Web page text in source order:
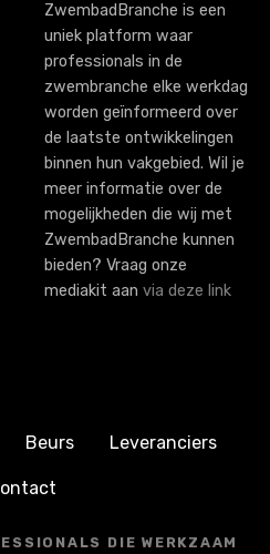
ZwembadBranche is een
uniek platform waar
professionals in de
zwembranche elke werkdag
worden geïnformeerd over
de laatste ontwikkelingen
binnen hun vakgebied. Wil je
meer informatie over de
mogelijkheden die wij met
ZwembadBranche kunnen
bieden? Vraag onze
mediakit aan via deze link
Beurs Leveranciers
DIE WERKZAAM